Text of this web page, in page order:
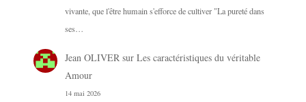
vivante, que l'être humain s'efforce de cultiver "La pureté dans
ses…
Jean OLIVERsur Les caractéristiques du véritable
Amour
14 mai 2026